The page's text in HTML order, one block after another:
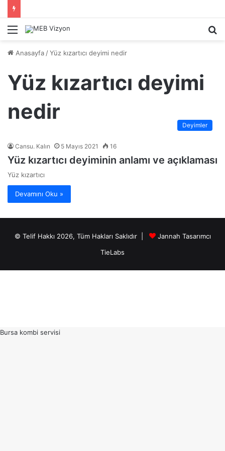
Menü
Anasayfa /Yüz kızartıcı deyimi nedir
Yüz kızartıcı deyimi
nedir
Deyimler
Cansu. Kalın 5 Mayıs 2021 16
Yüz kızartıcı deyiminin anlamı ve açıklaması
Yüz kızartıcı
Devamını Oku »
© Telif Hakkı 2026, Tüm Hakları Saklıdır |
Jannah Tasarımcı
TieLabs
Bursa kombi servisi